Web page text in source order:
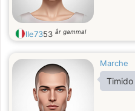
Ile7353 år gammal
Marche